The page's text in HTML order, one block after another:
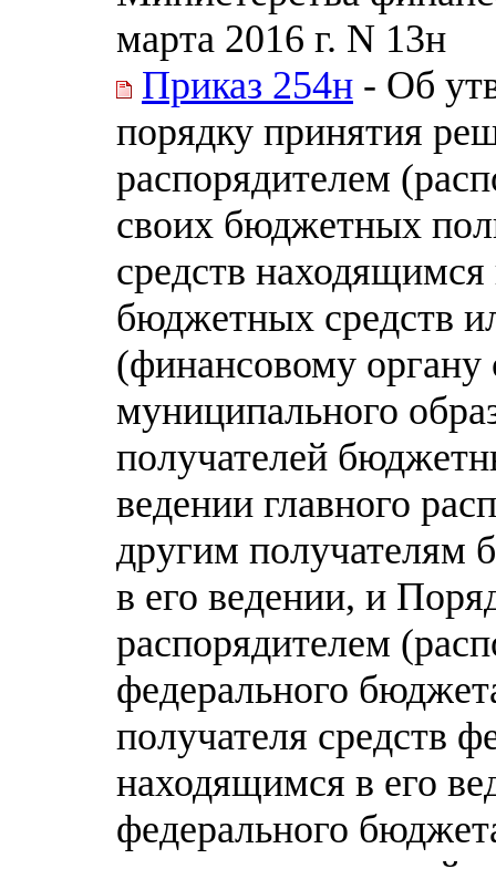
марта 2016 г. N 13н
Приказ 254н - Об
порядку принятия
распорядителем
своих бюджетных
средств
бюджетных средств
(финансовому органу
муниципального
получателей
ведении главного
другим получателям
в его ведении, и
распорядителем
федерального
получателя средств
находящимся в его
федерального